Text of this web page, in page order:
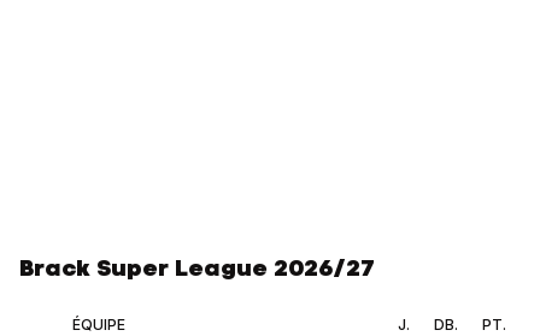
Brack Super League 2026/27
ÉQUIPE J. DB. PT.